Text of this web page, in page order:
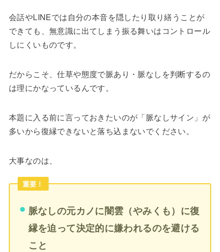
会話やLINEでは自分の本音を隠したり取り繕うことが
できても、無意識に出てしまう振る舞いはコントロール
しにくいものです。
だからこそ、仕草や態度で脈あり・脈なしを判断するの
は理にかなっているんです。
本題に入る前に言っておきたいのが「脈なしサイン」が
多いから復縁できないと落ち込まないでください。
大事なのは、
重要！
脈なしの元カノに闇雲（やみくも）に復
縁を迫って決定的に嫌われるのを避ける
こと